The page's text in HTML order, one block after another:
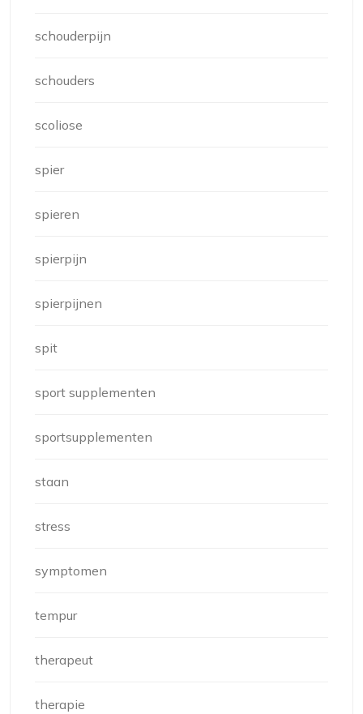
schouderpijn
schouders
scoliose
spier
spieren
spierpijn
spierpijnen
spit
sport supplementen
sportsupplementen
staan
stress
symptomen
tempur
therapeut
therapie